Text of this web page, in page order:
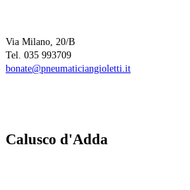
Via Milano, 20/B
Tel. 035 993709
bonate@pneumaticiangioletti.it
Calusco d'Adda